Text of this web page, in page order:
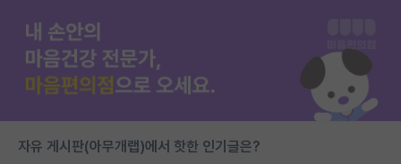
자유 게시판(아무개랩)에서 핫한 인기글은?